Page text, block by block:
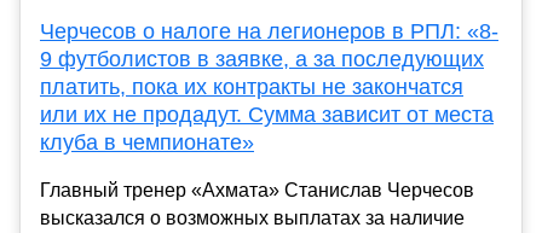
Черчесов о налоге на легионеров в РПЛ: «8-
9 футболистов в заявке, а за последующих
платить, пока их контракты не закончатся
или их не продадут. Сумма зависит от места
клуба в чемпионате»
Главный тренер «Ахмата» Станислав Черчесов
высказался о возможных выплатах за наличие